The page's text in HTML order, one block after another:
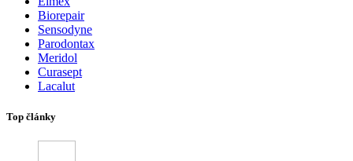
Biorepair
Sensodyne
Parodontax
Meridol
Curasept
Lacalut
Top články